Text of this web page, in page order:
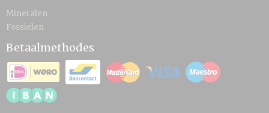
Mineralen
Fossielen
Betaalmethodes